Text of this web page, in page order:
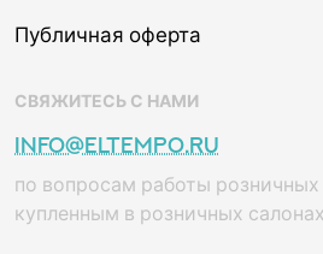
Публичная оферта
СВЯЖИТЕСЬ С НАМИ
info@eltempo.ru
по вопросам работы
купленным в розничных